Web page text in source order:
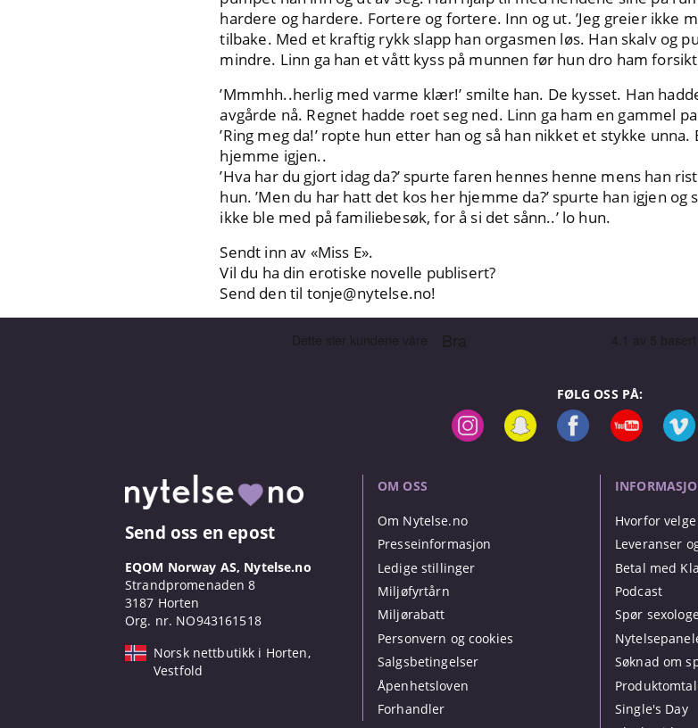
hardere og hardere. Fortere og fortere. Inn og ut. ’Jeg greier ikke
tilbake. Med et kraftig rykk slapp han orgasmen løs. Han skalv og
mindre. Linn ga han et vått kyss på munnen før hun dro ham
’Mmmhh..herlig med varme klær!’ smilte han. De kysset. Han
avgårde nå. Regnet hadde roet seg ned. Linn ga ham en gammel
’Ring meg da!’ ropte hun etter han og så han nikket et stykke
hjemme igjen..
’Hva har du gjort idag da?’ spurte faren hennes henne mens han
hun. ’Men du har hatt det kos her hjemme da?’ spurte han igjen og
ikke ble med på familiebesøk, for å si det sånn..’ lo hun.
Sendt inn av «Miss E».
Vil du ha din erotiske novelle publisert?
Send den til tonje@nytelse.no!
FØLG OSS PÅ:
Send oss en epost
EQOM Norway AS, Nytelse.no
Strandpromenaden 8
3187 Horten
Org. nr. NO943161518
Norsk nettbutikk i Horten,
Vestfold
OM OSS
Om Nytelse.no
Presseinformasjon
Ledige stillinger
Miljøfyrtårn
Miljørabatt
Personvern og cookies
Salgsbetingelser
Åpenhetsloven
Forhandler
Hvorfor
Leveranser
Betal med
Podcast
Spør
Søknad om
Single's Day